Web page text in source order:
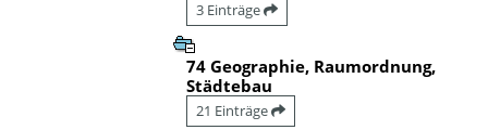
3 Einträge
74 Geographie, Raumordnung,
Städtebau
21 Einträge